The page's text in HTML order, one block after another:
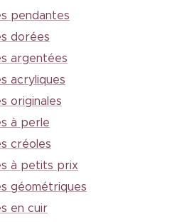
pendantes
dorées
argentées
acryliques
originales
à perle
créoles
à petits prix
géométriques
en cuir